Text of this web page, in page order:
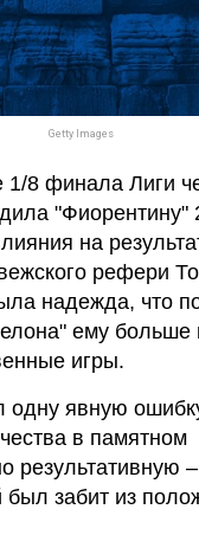
Getty Images
1/8 финала Лиги
"Фиорентину"
на
рефери
надежда, что
ему больше
игры.
одну явную
в памятном
результативную
был забит из